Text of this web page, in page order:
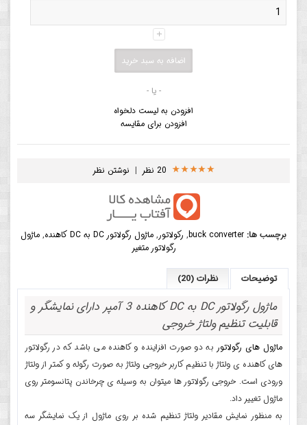
- یا -
افزودن به لیست دلخواه
افزودن برای مقایسه
20 نظر | نوشتن نظر
برچسب ها: buck converter
, رکولاتور, ماژول رگولاتور DC به DC کاهنده , ماژول
رگولاتور متغیر
توضیحات نظرات (20)
ماژول رگولاتور DC به DC کاهنده 3 آمپر دارای نمایشگر و
قابلیت تنظیم ولتاژ خروجی
ماژول های رگولاتور به دو صورت افزاینده و کاهنده می باشد که در رگولاتور
های کاهنده ی ولتاژ با تنظیم کاربر خروجی ولتاژ به صورت رگوله و کمتر از ولتاژ
ورودی است. خروجی رگولاتور ها میتوان به وسیله ی چرخاندن پتانسومتر روی
ماژول تغییر داد.
به منظور نمایش مقادیر ولتاژ تنظیم شده بر روی ماژول از یک نمایشگر سه